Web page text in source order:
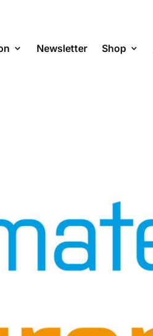
Newsletter Shop